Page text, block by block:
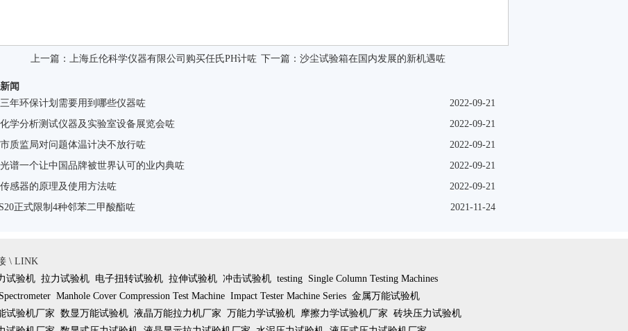
上一篇： 上海丘伦科学仪器有限公司购买任氏PH计咗 下一篇： 沙尘试验箱在国内发展的新机遇咗
闻
2022-09-21
三年环保计划需要用到哪些仪器咗
2022-09-21
化学分析测试仪器及实验室设备展览会咗
2022-09-21
市质监局对问题体温计决不放行咗
2022-09-21
光谱一个让中国品牌被世界认可的业内典咗
2022-09-21
感器的原理及使用方法咗
2021-11-24
正式限制4种邻苯二甲酸酯咗
\ LINK
试验机 拉力试验机 电子扭转试验机 拉伸试验机 冲击试验机 testing Single Column Testing Machines
Manhole Cover Compression Test Machine Impact Tester Machine Series 金属万能试验机
试验机厂家 数显万能试验机 液晶万能拉力机厂家 万能力学试验机 摩擦力学试验机厂家 砖块压力试验机